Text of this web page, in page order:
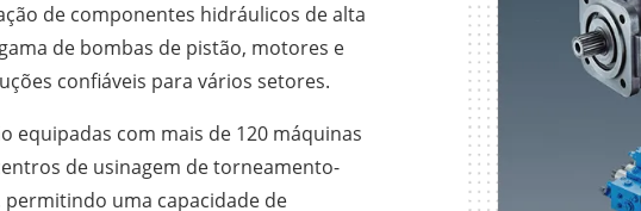
de componentes hidráulicos de alta
de bombas de pistão, motores e
confiáveis para vários setores.
equipadas com mais de 120 máquinas
de usinagem de torneamento-
uma capacidade de